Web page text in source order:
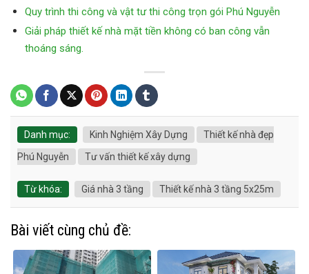
Quy trình thi công và vật tư thi công trọn gói Phú Nguyễn
Giải pháp thiết kế nhà mặt tiền không có ban công vẫn
thoáng sáng.
Danh mục: Kinh Nghiệm Xây Dựng
Thiết kế nhà đẹp
Phú Nguyễn
Tư vấn thiết kế xây dựng
Từ khóa: Giá nhà 3 tầng Thiết kế nhà 3 tầng 5x25m
Bài viết cùng chủ đề: